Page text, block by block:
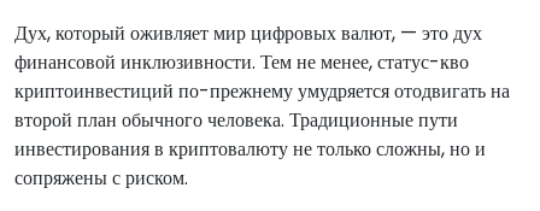
Дух, который оживляет мир цифровых валют, — это дух
финансовой инклюзивности. Тем не менее, статус-кво
криптоинвестиций по-прежнему умудряется отодвигать на
второй план обычного человека. Традиционные пути
инвестирования в криптовалюту не только сложны, но и
сопряжены с риском.